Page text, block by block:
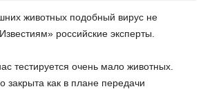
животных подобный вирус не
российские эксперты.
тестируется очень мало животных.
закрыта как в плане передачи